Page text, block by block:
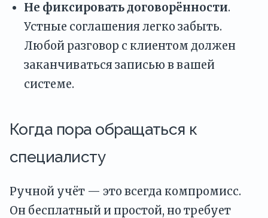
Не фиксировать договорённости.
Устные соглашения легко забыть.
Любой разговор с клиентом должен
заканчиваться записью в вашей
системе.
Когда пора обращаться к
специалисту
Ручной учёт — это всегда компромисс.
Он бесплатный и простой, но требует